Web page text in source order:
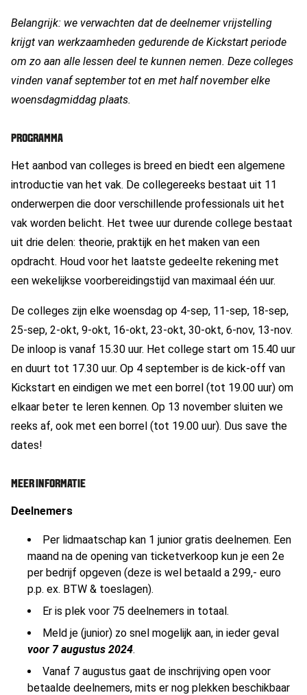
Belangrijk: we verwachten dat de deelnemer vrijstelling
krijgt van werkzaamheden gedurende de Kickstart periode
om zo aan alle lessen deel te kunnen nemen. Deze colleges
vinden vanaf september tot en met half november elke
woensdagmiddag plaats.
PROGRAMMA
Het aanbod van colleges is breed en biedt een algemene
introductie van het vak. De collegereeks bestaat uit 11
onderwerpen die door verschillende professionals uit het
vak worden belicht. Het twee uur durende college bestaat
uit drie delen: theorie, praktijk en het maken van een
opdracht. Houd voor het laatste gedeelte rekening met
een wekelijkse voorbereidingstijd van maximaal één uur.
De colleges zijn elke woensdag op 4-sep, 11-sep, 18-sep,
25-sep, 2-okt, 9-okt, 16-okt, 23-okt, 30-okt, 6-nov, 13-nov.
De inloop is vanaf 15.30 uur. Het college start om 15.40 uur
en duurt tot 17.30 uur. Op 4 september is de kick-off van
Kickstart en eindigen we met een borrel (tot 19.00 uur) om
elkaar beter te leren kennen. Op 13 november sluiten we
reeks af, ook met een borrel (tot 19.00 uur). Dus save the
dates!
MEER INFORMATIE
Deelnemers
Per lidmaatschap kan 1 junior gratis deelnemen. Een
maand na de opening van ticketverkoop kun je een 2e
per bedrijf opgeven (deze is wel betaald a 299,- euro
p.p. ex. BTW & toeslagen).
Er is plek voor 75 deelnemers in totaal.
Meld je (junior) zo snel mogelijk aan, in ieder geval
voor 7 augustus 2024.
Vanaf 7 augustus gaat de inschrijving open voor
betaalde deelnemers, mits er nog plekken beschikbaar